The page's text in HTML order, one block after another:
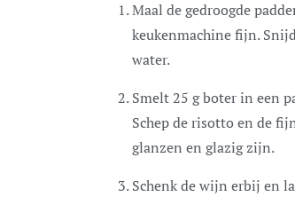
Maal de gedroogde
keukenmachine fijn.
water.
Smelt 25 g boter in een
Schep de risotto en de
glanzen en glazig zijn.
Schenk de wijn erbij en